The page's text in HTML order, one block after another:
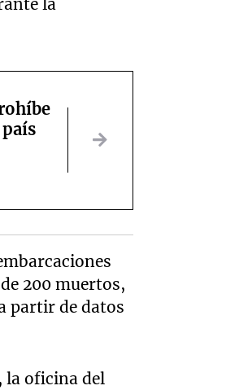
la
200 muertos,
partir de datos
la oficina del